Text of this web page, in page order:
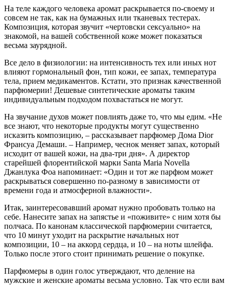
На теле каждого человека аромат раскрывается по-своему и
совсем не так, как на бумажных или тканевых тестерах.
Композиция, которая звучит «чертовски сексуально» на
знакомой, на вашей собственной коже может показаться
весьма заурядной.
Все дело в физиологии: на интенсивность тех или иных нот
влияют гормональный фон, тип кожи, ее запах, температура
тела, прием медикаментов. Кстати, это признак качественной
парфюмерии! Дешевые синтетические ароматы таким
индивидуальным подходом похвастаться не могут.
На звучание духов может повлиять даже то, что мы едим. «Не
все знают, что некоторые продукты могут ­существенно
исказить композицию, – рассказывает парфюмер Дома Dior
Франсуа Демаши. – Например, чеснок меняет запах, который
исходит от вашей кожи, на два-три дня». А директор
старейшей флорентийской марки Santa Maria Novella
Джанлука Фоа напоминает: «Один и тот же парфюм может
раскрываться совершенно по-разному в зависимости от
времени года и атмосферной влажности».
Итак, заинтересовавший аромат нужно пробовать только на
себе. Нанесите запах на запястье и «поживите» с ним хотя бы
полчаса. По канонам классической парфюмерии считается,
что 10 минут уходит на раскрытие начальных нот
композиции, 10 – на аккорд сердца, и 10 – на ноты шлейфа.
Только после этого стоит принимать решение о покупке.
Парфюмеры в один голос утверждают, что деление на
мужские и женские ароматы весьма условно. Так что если вам